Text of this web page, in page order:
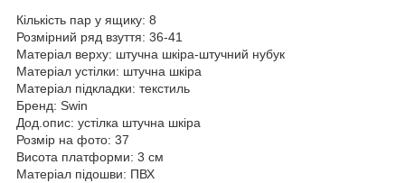
Кількість пар у ящику: 8
Розмірний ряд взуття: 36-41
Матеріал верху: штучна шкіра-штучний нубук
Матеріал устілки: штучна шкіра
Матеріал підкладки: текстиль
Бренд: Swin
Дод.опис: устілка штучна шкіра
Розмір на фото: 37
Висота платформи: 3 см
Матеріал підошви: ПВХ